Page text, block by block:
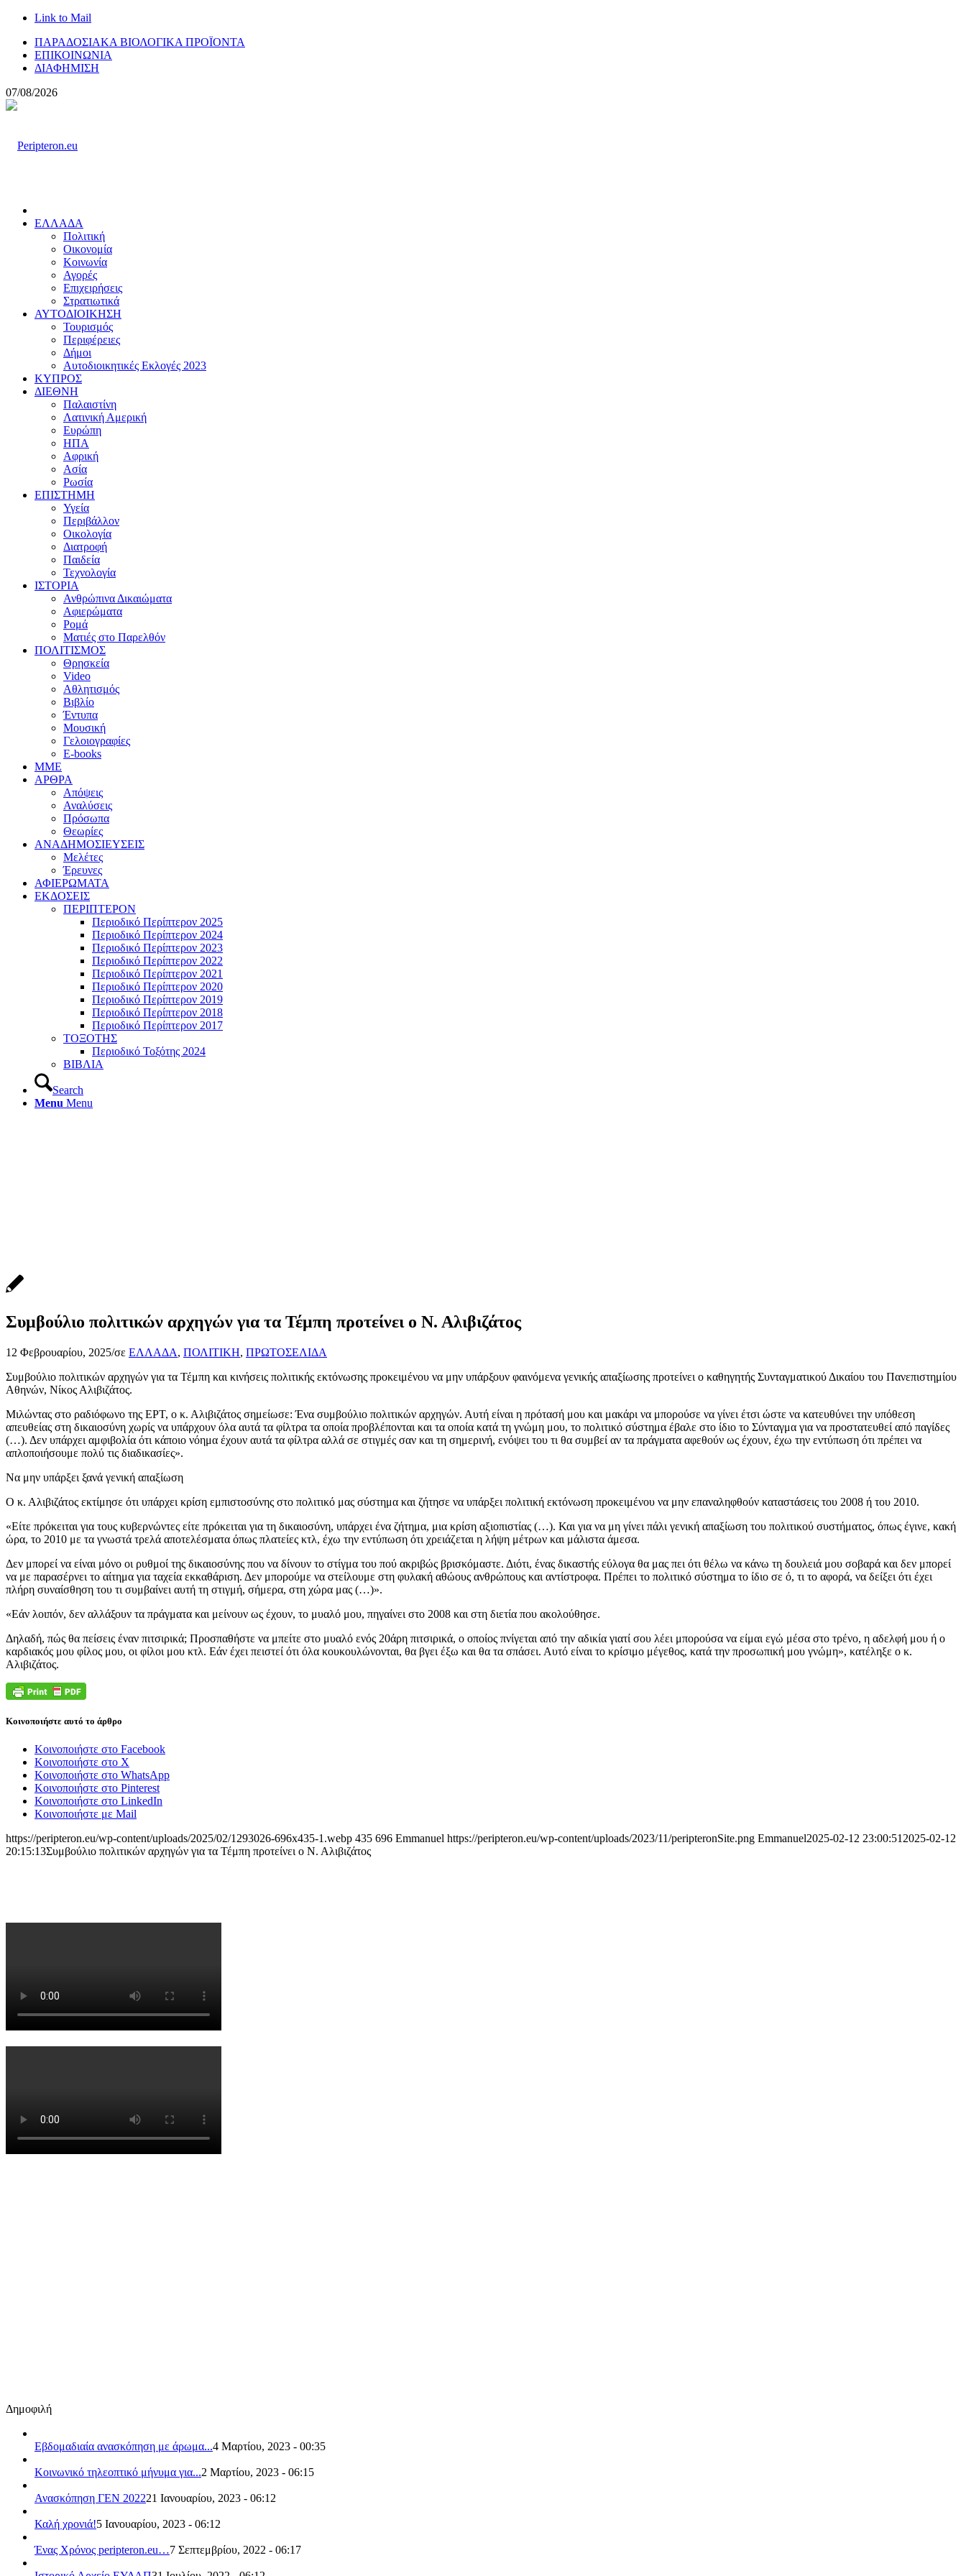
Link to Mail
ΠΑΡΑΔΟΣΙΑΚΑ ΒΙΟΛΟΓΙΚΑ ΠΡΟΪΟΝΤΑ
ΕΠΙΚΟΙΝΩΝΙΑ
ΔΙΑΦΗΜΙΣΗ
07/08/2026
ΕΛΛΑΔΑ
Πολιτική
Οικονομία
Κοινωνία
Αγορές
Επιχειρήσεις
Στρατιωτικά
ΑΥΤΟΔΙΟΙΚΗΣΗ
Τουρισμός
Περιφέρειες
Δήμοι
Αυτοδιοικητικές Εκλογές 2023
ΚΥΠΡΟΣ
ΔΙΕΘΝΗ
Παλαιστίνη
Λατινική Αμερική
Ευρώπη
ΗΠΑ
Αφρική
Ασία
Ρωσία
ΕΠΙΣΤΗΜΗ
Υγεία
Περιβάλλον
Οικολογία
Διατροφή
Παιδεία
Τεχνολογία
ΙΣΤΟΡΙΑ
Ανθρώπινα Δικαιώματα
Αφιερώματα
Ρομά
Ματιές στο Παρελθόν
ΠΟΛΙΤΙΣΜΟΣ
Θρησκεία
Video
Αθλητισμός
Βιβλίο
Έντυπα
Μουσική
Γελοιογραφίες
E-books
MME
ΑΡΘΡΑ
Απόψεις
Αναλύσεις
Πρόσωπα
Θεωρίες
ΑΝΑΔΗΜΟΣΙΕΥΣΕΙΣ
Μελέτες
Έρευνες
ΑΦΙΕΡΩΜΑΤΑ
ΕΚΔΟΣΕΙΣ
ΠΕΡΙΠΤΕΡΟΝ
Περιοδικό Περίπτερον 2025
Περιοδικό Περίπτερον 2024
Περιοδικό Περίπτερον 2023
Περιοδικό Περίπτερον 2022
Περιοδικό Περίπτερον 2021
Περιοδικό Περίπτερον 2020
Περιοδικό Περίπτερον 2019
Περιοδικό Περίπτερον 2018
Περιοδικό Περίπτερον 2017
ΤΟΞΟΤΗΣ
Περιοδικό Τοξότης 2024
ΒΙΒΛΙΑ
Search
Menu Menu
Συμβούλιο πολιτικών αρχηγών για τα Τέμπη προτείνει ο Ν. Αλιβιζάτος
12 Φεβρουαρίου, 2025/σε ΕΛΛΑΔΑ, ΠΟΛΙΤΙΚΗ, ΠΡΩΤΟΣΕΛΙΔΑ
Συμβούλιο πολιτικών αρχηγών για τα Τέμπη και κινήσεις πολιτικής εκτόνωσης προκειμένου να μην υπάρξουν φαινόμενα γενικής απαξίωσης προτείνει ο καθηγητής Συνταγματικού Δικαίου του Πανεπιστημίου
Αθηνών, Νίκος Αλιβιζάτος.
Μιλώντας στο ραδιόφωνο της ΕΡΤ, ο κ. Αλιβιζάτος σημείωσε: Ένα συμβούλιο πολιτικών αρχηγών. Αυτή είναι η πρότασή μου και μακάρι να μπορούσε να γίνει έτσι ώστε να κατευθύνει την υπόθεση
απευθείας στη δικαιοσύνη χωρίς να υπάρχουν όλα αυτά τα φίλτρα τα οποία προβλέπονται και τα οποία κατά τη γνώμη μου, το πολιτικό σύστημα έβαλε στο ίδιο το Σύνταγμα για να προστατευθεί από παγίδες
(…). Δεν υπάρχει αμφιβολία ότι κάποιο νόημα έχουν αυτά τα φίλτρα αλλά σε στιγμές σαν και τη σημερινή, ενόψει του τι θα συμβεί αν τα πράγματα αφεθούν ως έχουν, έχω την εντύπωση ότι πρέπει να
απλοποιήσουμε πολύ τις διαδικασίες».
Να μην υπάρξει ξανά γενική απαξίωση
Ο κ. Αλιβιζάτος εκτίμησε ότι υπάρχει κρίση εμπιστοσύνης στο πολιτικό μας σύστημα και ζήτησε να υπάρξει πολιτική εκτόνωση προκειμένου να μην επαναληφθούν καταστάσεις του 2008 ή του 2010.
«Είτε πρόκειται για τους κυβερνώντες είτε πρόκειται για τη δικαιοσύνη, υπάρχει ένα ζήτημα, μια κρίση αξιοπιστίας (…). Και για να μη γίνει πάλι γενική απαξίωση του πολιτικού συστήματος, όπως έγινε, κακή
ώρα, το 2010 με τα γνωστά τρελά αποτελέσματα όπως πλατείες κτλ, έχω την εντύπωση ότι χρειάζεται η λήψη μέτρων και μάλιστα άμεσα.
Δεν μπορεί να είναι μόνο οι ρυθμοί της δικαιοσύνης που να δίνουν το στίγμα του πού ακριβώς βρισκόμαστε. Διότι, ένας δικαστής εύλογα θα μας πει ότι θέλω να κάνω τη δουλειά μου σοβαρά και δεν μπορεί
να με παρασέρνει το αίτημα για ταχεία εκκαθάριση. Δεν μπορούμε να στείλουμε στη φυλακή αθώους ανθρώπους και αντίστροφα. Πρέπει το πολιτικό σύστημα το ίδιο σε ό, τι το αφορά, να δείξει ότι έχει
πλήρη συναίσθηση του τι συμβαίνει αυτή τη στιγμή, σήμερα, στη χώρα μας (…)».
«Εάν λοιπόν, δεν αλλάξουν τα πράγματα και μείνουν ως έχουν, το μυαλό μου, πηγαίνει στο 2008 και στη διετία που ακολούθησε.
Δηλαδή, πώς θα πείσεις έναν πιτσιρικά; Προσπαθήστε να μπείτε στο μυαλό ενός 20άρη πιτσιρικά, ο οποίος πνίγεται από την αδικία γιατί σου λέει μπορούσα να είμαι εγώ μέσα στο τρένο, η αδελφή μου ή ο
καρδιακός μου φίλος μου, οι φίλοι μου κτλ. Εάν έχει πειστεί ότι όλα κουκουλώνονται, θα βγει έξω και θα τα σπάσει. Αυτό είναι το κρίσιμο μέγεθος, κατά την προσωπική μου γνώμη», κατέληξε ο κ.
Αλιβιζάτος.
Κοινοποιήστε αυτό το άρθρο
Κοινοποιήστε στο Facebook
Κοινοποιήστε στο X
Κοινοποιήστε στο WhatsApp
Κοινοποιήστε στο Pinterest
Κοινοποιήστε στο LinkedIn
Κοινοποιήστε με Mail
https://peripteron.eu/wp-content/uploads/2025/02/1293026-696x435-1.webp 435 696 Emmanuel https://peripteron.eu/wp-content/uploads/2023/11/peripteronSite.png Emmanuel2025-02-12 23:00:51 2025-02-12
20:15:13Συμβούλιο πολιτικών αρχηγών για τα Τέμπη προτείνει ο Ν. Αλιβιζάτος
Δημοφιλή
Εβδομαδιαία ανασκόπηση με άρωμα...4 Μαρτίου, 2023 - 00:35
Κοινωνικό τηλεοπτικό μήνυμα για...2 Μαρτίου, 2023 - 06:15
Ανασκόπηση ΓΕΝ 202221 Ιανουαρίου, 2023 - 06:12
Καλή χρονιά!5 Ιανουαρίου, 2023 - 06:12
Ένας Χρόνος peripteron.eu…7 Σεπτεμβρίου, 2022 - 06:17